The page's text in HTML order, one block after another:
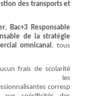
des transports et
, Bac+3 Responsable
de la stratégie
omnicanal, tous
frais de scolarité
corresp